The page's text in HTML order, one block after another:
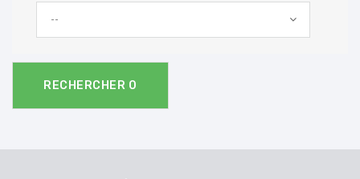
--
RECHERCHER 0